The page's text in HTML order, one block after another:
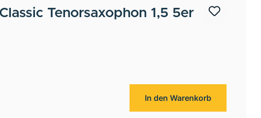
Classic Tenorsaxophon 1,5 5er
In den Warenkorb